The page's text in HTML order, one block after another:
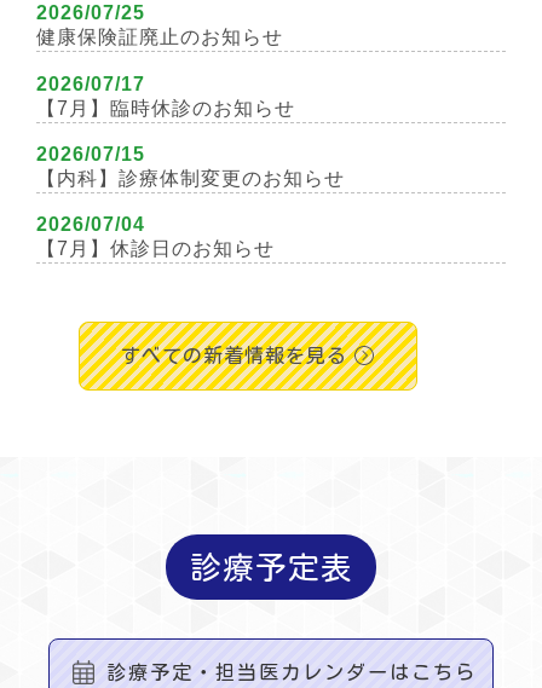
2026/07/25
健康保険証廃止のお知らせ
2026/07/17
【7月】臨時休診のお知らせ
2026/07/15
【内科】診療体制変更のお知らせ
2026/07/04
【7月】休診日のお知らせ
すべての新着情報を見る
診療予定表
診療予定・担当医カレンダーはこちら